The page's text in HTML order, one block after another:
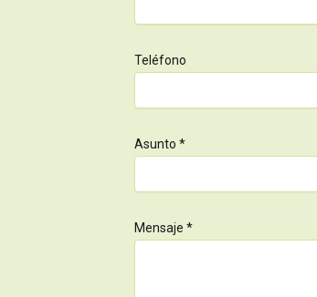
Teléfono
Asunto *
Mensaje *